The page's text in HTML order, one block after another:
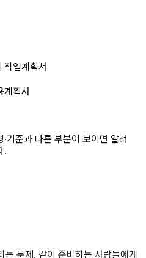
업계획서
계획서
기준과 다른 부분이 보이면 알려
.
는 문제, 같이 준비하는 사람들에게